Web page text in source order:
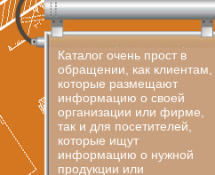
Каталог очень прост в
обращении, как клиентам,
которые размещают
информацию о своей
организации или фирме,
так и для посетителей,
которые ищут
информацию о нужной
продукции или